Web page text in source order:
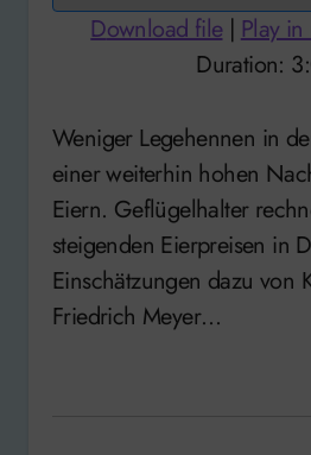
10
Seconds
Download file| Play
Duration:
Weniger Legehennen in den Ställen bei
einer weiterhin hohen
Eiern. Geflügelhalter
steigenden Eierpreisen in
Einschätzungen dazu von
Friedrich Meyer…